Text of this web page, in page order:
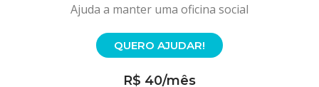
Ajuda a manter uma oficina social
QUERO AJUDAR!
R$ 40/mês